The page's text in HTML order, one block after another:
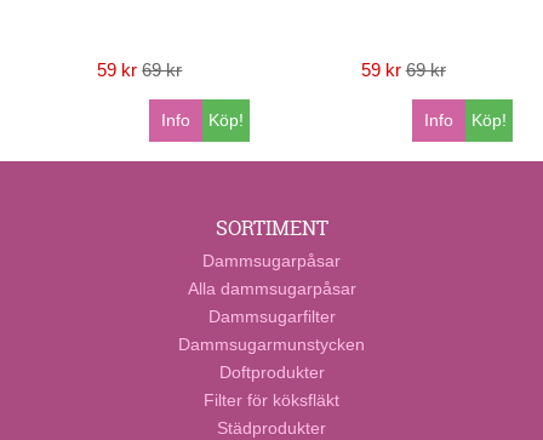
59 kr 69 kr
Köp!
Info
59 kr 69 kr
Köp!
Info
SORTIMENT
Dammsugarpåsar
Alla dammsugarpåsar
Dammsugarfilter
Dammsugarmunstycken
Doftprodukter
Filter för köksfläkt
Städprodukter